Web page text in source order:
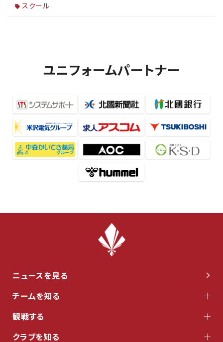
スクール
ユニフォームパートナー
ニュースを見る
チームを知る
観戦する
クラブを知る